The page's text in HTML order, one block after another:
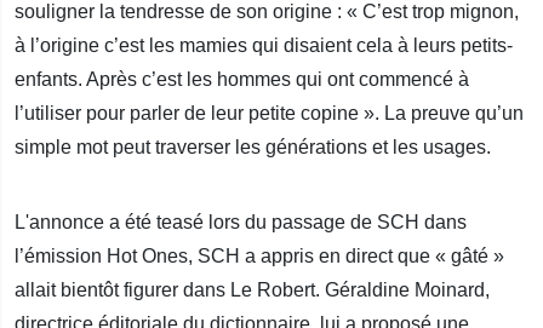
souligner la tendresse de son origine : « C’est trop mignon,
à l’origine c’est les mamies qui disaient cela à leurs petits-
enfants. Après c’est les hommes qui ont commencé à
l’utiliser pour parler de leur petite copine ». La preuve qu’un
simple mot peut traverser les générations et les usages.
L'annonce a été teasé lors du passage de SCH dans
l’émission Hot Ones, SCH a appris en direct que « gâté »
allait bientôt figurer dans Le Robert. Géraldine Moinard,
directrice éditoriale du dictionnaire, lui a proposé une